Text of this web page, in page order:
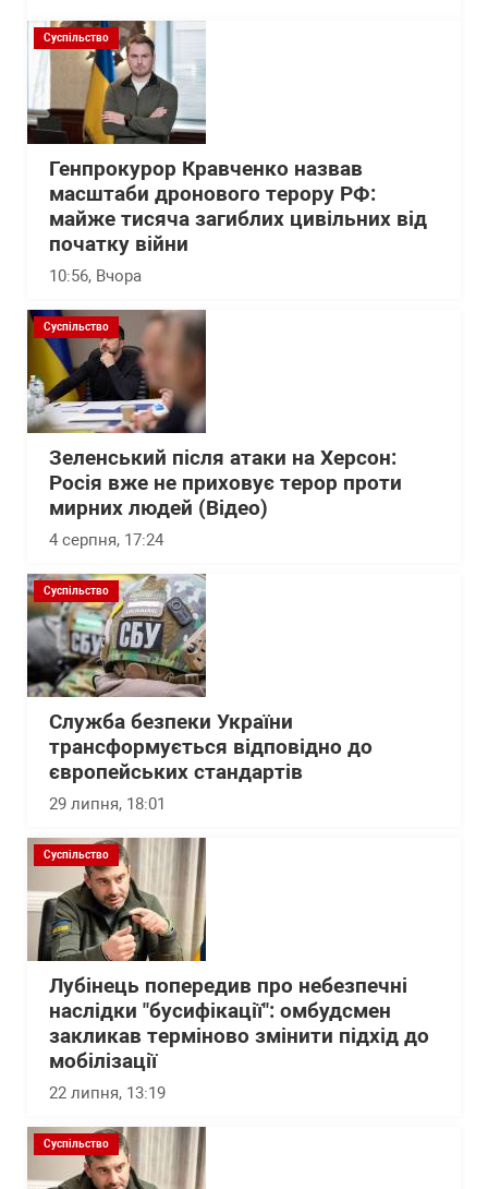
Суспільство
Генпрокурор Кравченко назвав
масштаби дронового терору РФ:
майже тисяча загиблих цивільних від
початку війни
10:56, Вчора
Суспільство
Зеленський після атаки на Херсон:
Росія вже не приховує терор проти
мирних людей (Відео)
4 серпня, 17:24
Суспільство
Служба безпеки України
трансформується відповідно до
європейських стандартів
29 липня, 18:01
Суспільство
Лубінець попередив про небезпечні
наслідки "бусифікації": омбудсмен
закликав терміново змінити підхід до
мобілізації
22 липня, 13:19
Суспільство